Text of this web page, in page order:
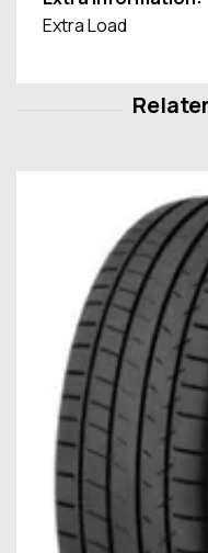
Extra Load